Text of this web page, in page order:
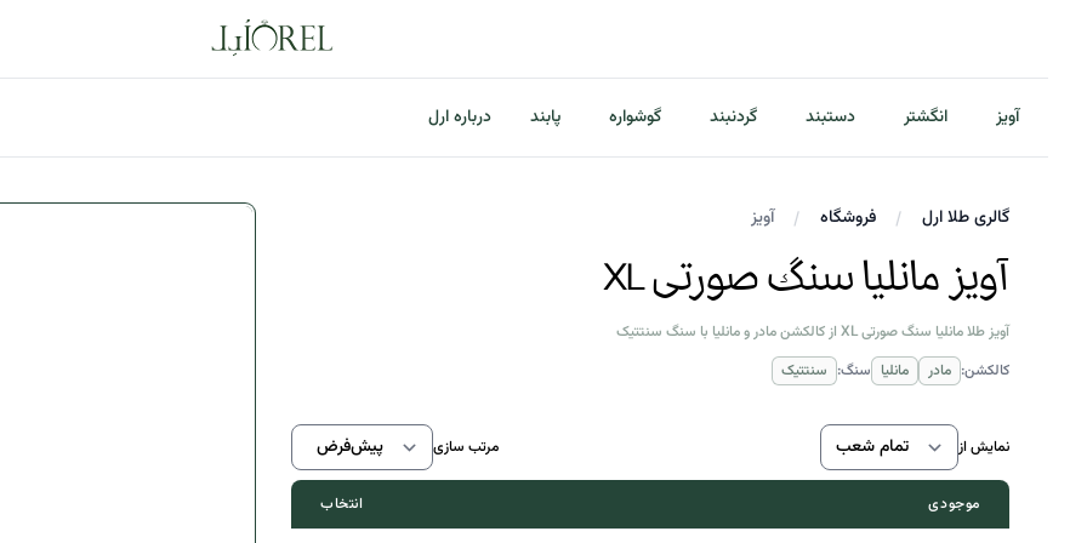
آویز انگشتر دستبند گردنبند گوشواره پابند درباره ارل
آویز فروشگاه گالری طلا ارل
آویز مانلیا سنگ صورتی XL
آویز طلا مانلیا سنگ صورتی XL از کالکشن مادر و مانلیا با سنگ سنتتیک
کالکشن: مادر مانلیا سنگ: سنتتیک
نمایش از مرتب سازی
انتخاب موجودی